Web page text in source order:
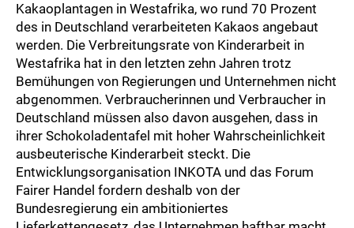
Kakaoplantagen in Westafrika, wo rund 70 Prozent
des in Deutschland verarbeiteten Kakaos angebaut
werden. Die Verbreitungsrate von Kinderarbeit in
Westafrika hat in den letzten zehn Jahren trotz
Bemühungen von Regierungen und Unternehmen nicht
abgenommen. Verbraucherinnen und Verbraucher in
Deutschland müssen also davon ausgehen, dass in
ihrer Schokoladentafel mit hoher Wahrscheinlichkeit
ausbeuterische Kinderarbeit steckt. Die
Entwicklungsorganisation INKOTA und das Forum
Fairer Handel fordern deshalb von der
Bundesregierung ein ambitioniertes